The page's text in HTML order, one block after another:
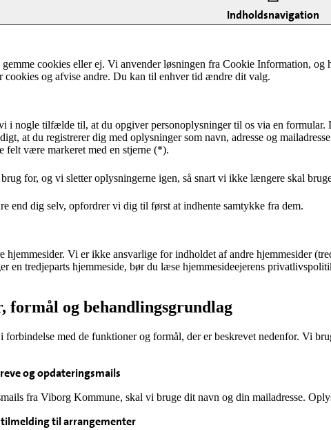
Indholdsnavigation
via Viborg Kommunes websites
cookies eller ej. Vi anvender løsningen fra Cookie Information,
cookies og afvise andre. Du kan til enhver tid ændre dit valg.
i nogle tilfælde til, at du opgiver personoplysninger til os via en
at du registrerer dig med oplysninger som navn, adresse og
være markeret med en stjerne (*).
for, og vi sletter oplysningerne igen, så snart vi ikke længere skal
end dig selv, opfordrer vi dig til først at indhente samtykke fra dem.
hjemmesider. Vi er ikke ansvarlige for indholdet af andre hjemmesider
en tredjeparts hjemmeside, bør du læse hjemmesideejerens
formål og behandlingsgrundlag
med de funktioner og formål, der er beskrevet nedenfor. Vi
og opdateringsmails
fra Viborg Kommune, skal vi bruge dit navn og din mailadresse.
til arrangementer